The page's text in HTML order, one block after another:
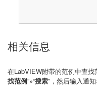
相关信息
在LabVIEW附带的范例中查
找范例”»“搜索”，然后输入通